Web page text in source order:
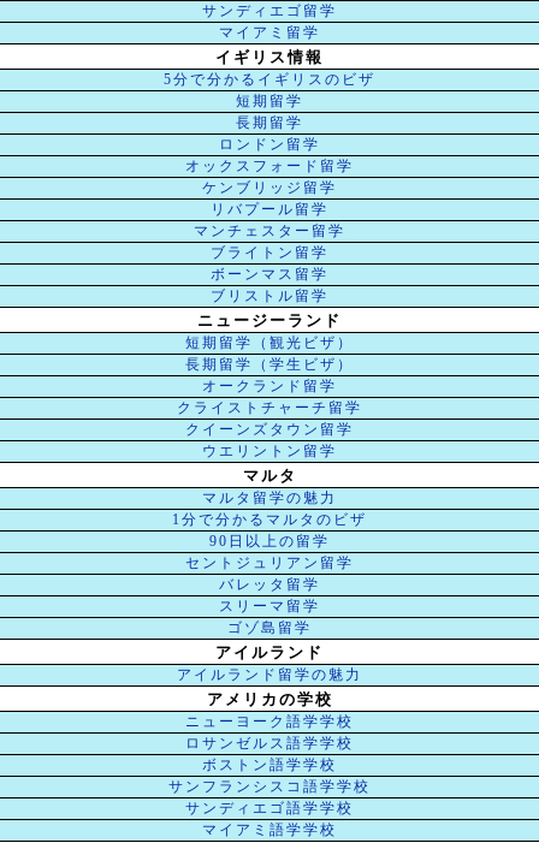
サンディエゴ留学
マイアミ留学
イギリス情報
5分で分かるイギリスのビザ
短期留学
長期留学
ロンドン留学
オックスフォード留学
ケンブリッジ留学
リバプール留学
マンチェスター留学
ブライトン留学
ボーンマス留学
ブリストル留学
ニュージーランド
短期留学（観光ビザ）
長期留学（学生ビザ）
オークランド留学
クライストチャーチ留学
クイーンズタウン留学
ウエリントン留学
マルタ
マルタ留学の魅力
1分で分かるマルタのビザ
90日以上の留学
セントジュリアン留学
バレッタ留学
スリーマ留学
ゴゾ島留学
アイルランド
アイルランド留学の魅力
アメリカの学校
ニューヨーク語学学校
ロサンゼルス語学学校
ボストン語学学校
サンフランシスコ語学学校
サンディエゴ語学学校
マイアミ語学学校